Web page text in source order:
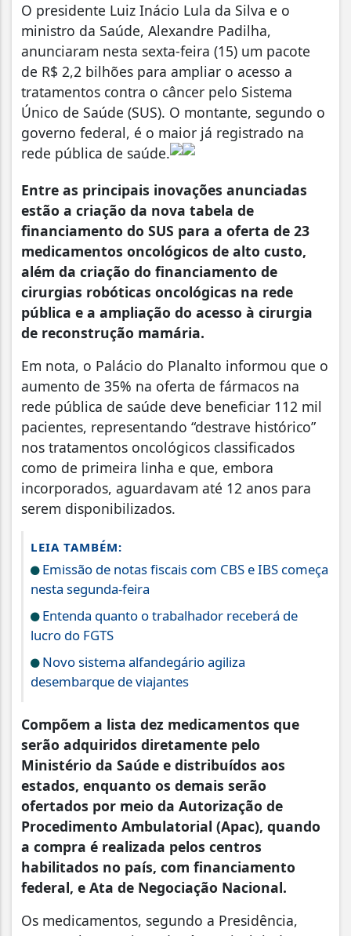
O presidente Luiz Inácio Lula da Silva e o
ministro da Saúde, Alexandre Padilha,
anunciaram nesta sexta-feira (15) um pacote
de R$ 2,2 bilhões para ampliar o acesso a
tratamentos contra o câncer pelo Sistema
Único de Saúde (SUS). O montante, segundo o
governo federal, é o maior já registrado na
rede pública de saúde.
Entre as principais inovações anunciadas
estão a criação da nova tabela de
financiamento do SUS para a oferta de 23
medicamentos oncológicos de alto custo,
além da criação do financiamento de
cirurgias robóticas oncológicas na rede
pública e a ampliação do acesso à cirurgia
de reconstrução mamária.
Em nota, o Palácio do Planalto informou que o
aumento de 35% na oferta de fármacos na
rede pública de saúde deve beneficiar 112 mil
pacientes, representando “destrave histórico”
nos tratamentos oncológicos classificados
como de primeira linha e que, embora
incorporados, aguardavam até 12 anos para
serem disponibilizados.
LEIA TAMBÉM:
Emissão de notas fiscais com CBS e IBS começa
nesta segunda-feira
Entenda quanto o trabalhador receberá de
lucro do FGTS
Novo sistema alfandegário agiliza
desembarque de viajantes
Compõem a lista dez medicamentos que
serão adquiridos diretamente pelo
Ministério da Saúde e distribuídos aos
estados, enquanto os demais serão
ofertados por meio da Autorização de
Procedimento Ambulatorial (Apac), quando
a compra é realizada pelos centros
habilitados no país, com financiamento
federal, e Ata de Negociação Nacional.
Os medicamentos, segundo a Presidência,